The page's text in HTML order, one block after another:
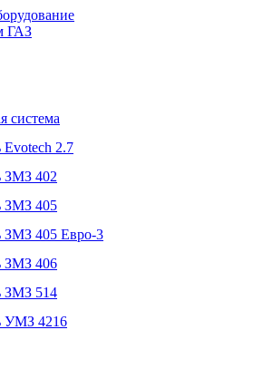
ГАЗ
система
Evotech 2.7
ЗМЗ 402
ЗМЗ 405
ЗМЗ 405 Евро-3
ЗМЗ 406
ЗМЗ 514
УМЗ 4216